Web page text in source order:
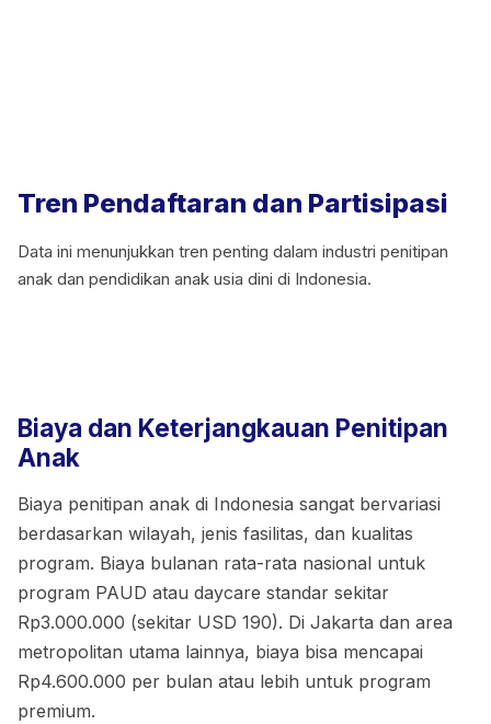
Tren Pendaftaran dan Partisipasi
Data ini menunjukkan tren penting dalam industri penitipan
anak dan pendidikan anak usia dini di Indonesia.
Biaya dan Keterjangkauan Penitipan
Anak
Biaya penitipan anak di Indonesia sangat bervariasi
berdasarkan wilayah, jenis fasilitas, dan kualitas
program. Biaya bulanan rata-rata nasional untuk
program PAUD atau daycare standar sekitar
Rp3.000.000 (sekitar USD 190). Di Jakarta dan area
metropolitan utama lainnya, biaya bisa mencapai
Rp4.600.000 per bulan atau lebih untuk program
premium.